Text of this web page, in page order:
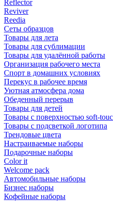
Reflector
Reviver
Reedia
Сеты образцов
Товары для лета
Товары для сублимации
Товары для удалённой работы
Организация рабочего места
Спорт в домашних условиях
Перекус в рабочее время
Уютная атмосфера дома
Обеденный перерыв
Товары для детей
Товары с поверхностью soft-
Товары с подсветкой логотипа
Трендовые цвета
Настраиваемые наборы
Подарочные наборы
Color it
Welcome pack
Автомобильные наборы
Бизнес наборы
Кофейные наборы